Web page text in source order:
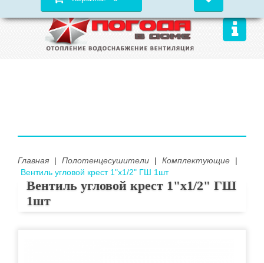
Главная | Полотенцесушители | Комплектующие
|
Вентиль угловой крест 1"х1/2" ГШ 1шт
Вентиль угловой крест 1"х1/2" ГШ
1шт